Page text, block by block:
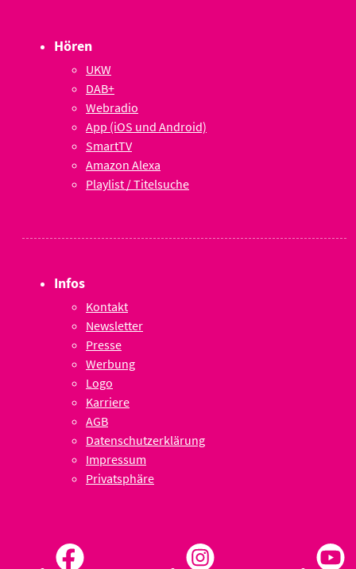
Hören
UKW
DAB+
Webradio
App (iOS und Android)
SmartTV
Amazon Alexa
Playlist / Titelsuche
Infos
Kontakt
Newsletter
Presse
Werbung
Logo
Karriere
AGB
Datenschutzerklärung
Impressum
Privatsphäre